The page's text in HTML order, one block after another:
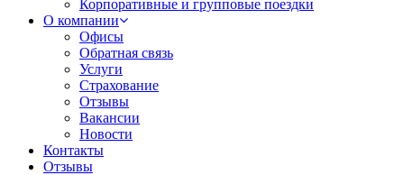
Корпоративные и групповые поездки
О компании
Офисы
Обратная связь
Услуги
Страхование
Отзывы
Вакансии
Новости
Контакты
Отзывы